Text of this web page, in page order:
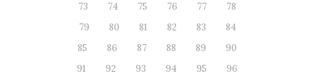
73
74 75 76 77
78
79
80 81 82 83
84
85
86 87 88 89
90
91
92 93 94 95
96